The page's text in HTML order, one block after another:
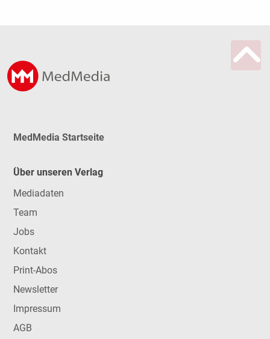
MedMedia Startseite
Über unseren Verlag
Mediadaten
Team
Jobs
Kontakt
Print-Abos
Newsletter
Impressum
AGB